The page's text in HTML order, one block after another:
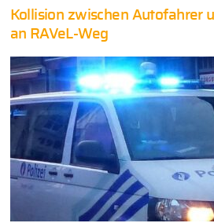
Kollision zwischen Autofahrer
an RAVeL-Weg